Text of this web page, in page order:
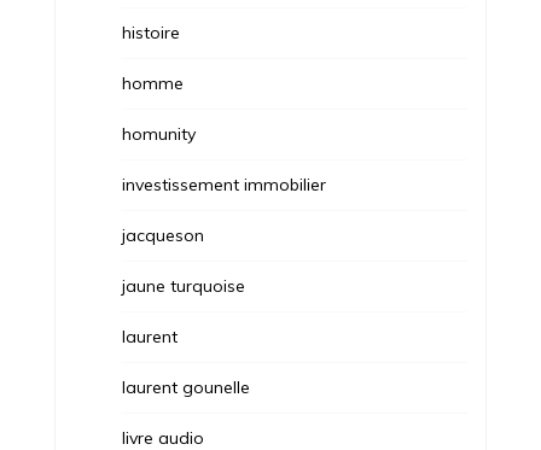
histoire
homme
homunity
investissement immobilier
jacqueson
jaune turquoise
laurent
laurent gounelle
livre audio